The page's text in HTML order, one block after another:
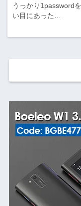
うっかり1password
い目にあった…